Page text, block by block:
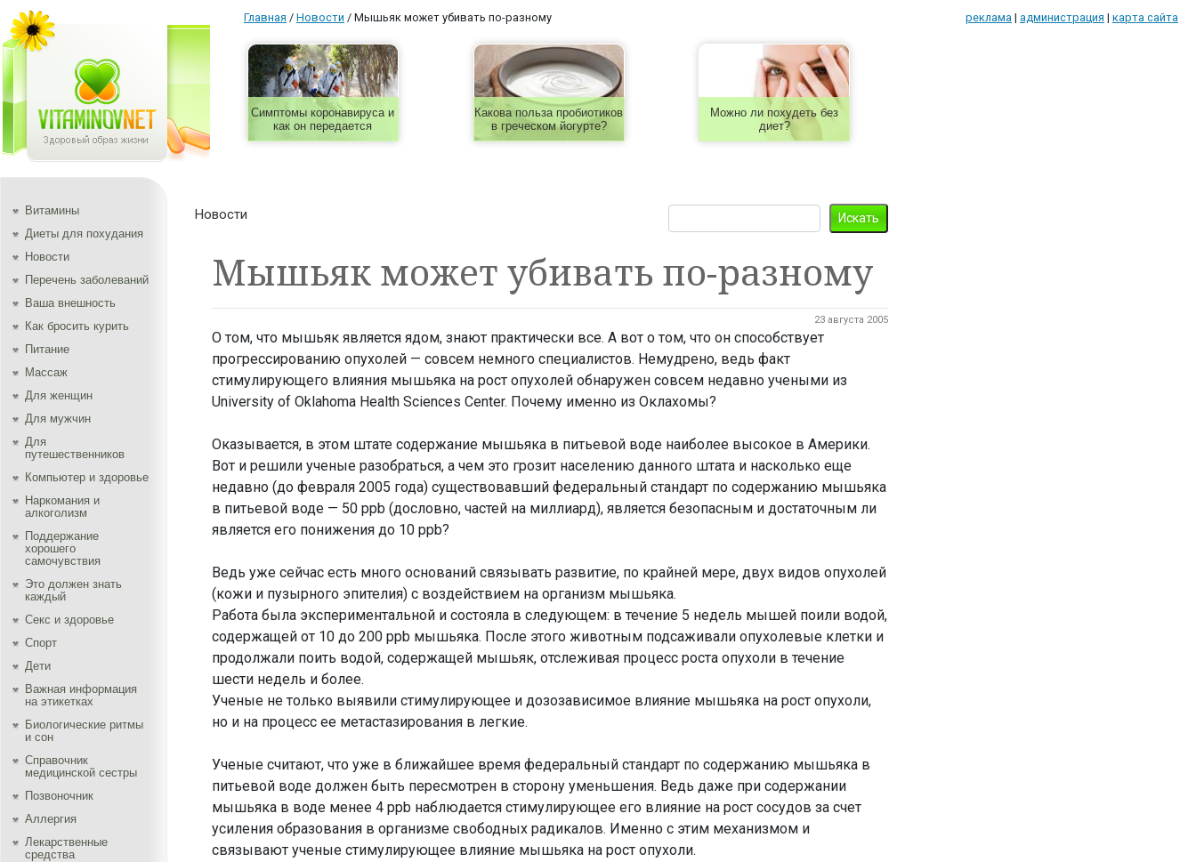
Главная / Новости / Мышьяк может убивать по-разному реклама | администрация | карта сайта
Симптомы коронавируса и
как он передается
Какова польза пробиотиков
в греческом йогурте?
Можно ли похудеть без
диет?
Витамины
Диеты для похудания
Новости
Перечень заболеваний
Ваша внешность
Как бросить курить
Питание
Массаж
Для женщин
Для мужчин
Для
путешественников
Компьютер и здоровье
Наркомания и
алкоголизм
Поддержание
хорошего
самочувствия
Это должен знать
каждый
Секс и здоровье
Спорт
Дети
Важная информация
на этикетках
Биологические ритмы
и сон
Справочник
медицинской сестры
Позвоночник
Аллергия
Лекарственные
средства
Новости
Мышьяк может убивать по-разному
23 августа 2005
О том, что мышьяк является ядом, знают практически все. А вот о том, что он способствует
прогрессированию опухолей — совсем немного специалистов. Немудрено, ведь факт
стимулирующего влияния мышьяка на рост опухолей обнаружен совсем недавно учеными из
University of Oklahoma Health Sciences Center. Почему именно из Оклахомы?
Оказывается, в этом штате содержание мышьяка в питьевой воде наиболее высокое в Америки.
Вот и решили ученые разобраться, а чем это грозит населению данного штата и насколько еще
недавно (до февраля 2005 года) существовавший федеральный стандарт по содержанию мышьяка
в питьевой воде — 50 ppb (дословно, частей на миллиард), является безопасным и достаточным ли
является его понижения до 10 ppb?
Ведь уже сейчас есть много оснований связывать развитие, по крайней мере, двух видов опухолей
(кожи и пузырного эпителия) с воздействием на организм мышьяка.
Работа была экспериментальной и состояла в следующем: в течение 5 недель мышей поили водой,
содержащей от 10 до 200 ppb мышьяка. После этого животным подсаживали опухолевые клетки и
продолжали поить водой, содержащей мышьяк, отслеживая процесс роста опухоли в течение
шести недель и более.
Ученые не только выявили стимулирующее и дозозависимое влияние мышьяка на рост опухоли,
но и на процесс ее метастазирования в легкие.
Ученые считают, что уже в ближайшее время федеральный стандарт по содержанию мышьяка в
питьевой воде должен быть пересмотрен в сторону уменьшения. Ведь даже при содержании
мышьяка в воде менее 4 ppb наблюдается стимулирующее его влияние на рост сосудов за счет
усиления образования в организме свободных радикалов. Именно с этим механизмом и
связывают ученые стимулирующее влияние мышьяка на рост опухоли.